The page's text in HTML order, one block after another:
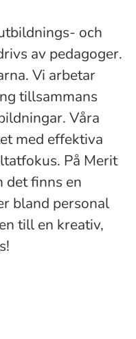
och
av pedagoger.
Vi arbetar
tillsammans
Våra
med effektiva
På Merit
det finns en
bland personal
till en kreativ,